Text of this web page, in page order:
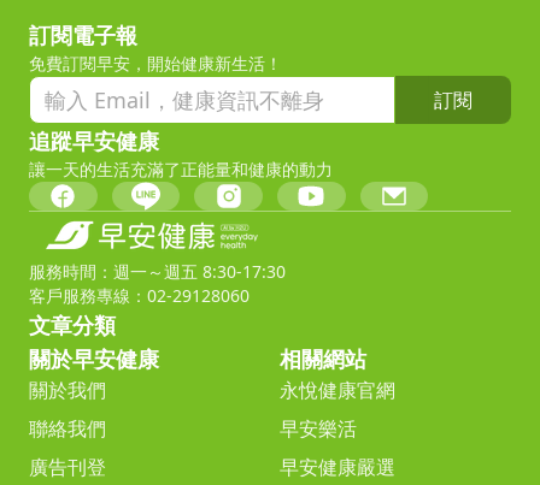
訂閱電子報
免費訂閱早安，開始健康新生活！
訂閱
追蹤早安健康
讓一天的生活充滿了正能量和健康的動力
服務時間：週一～週五 8:30-17:30
客戶服務專線：02-29128060
文章分類
關於早安健康
關於我們
聯絡我們
廣告刊登
相關網站
永悅健康官網
早安樂活
早安健康嚴選